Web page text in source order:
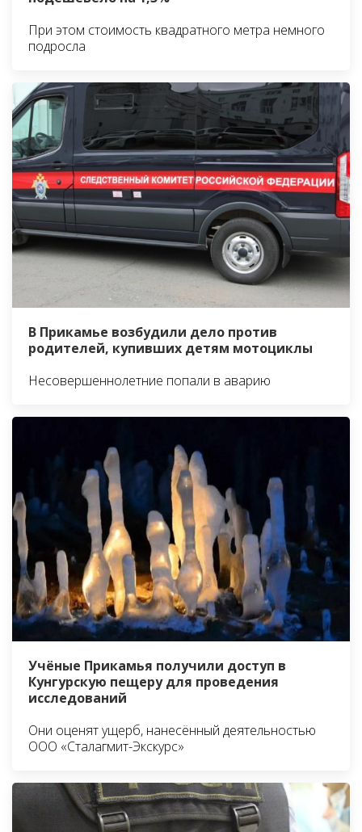
При этом стоимость квадратного метра немного
подросла
В Прикамье возбудили дело против
родителей, купивших детям мотоциклы
Несовершеннолетние попали в аварию
Учёные Прикамья получили доступ в
Кунгурскую пещеру для проведения
исследований
Они оценят ущерб, нанесённый деятельностью
ООО «Сталагмит-Экскурс»